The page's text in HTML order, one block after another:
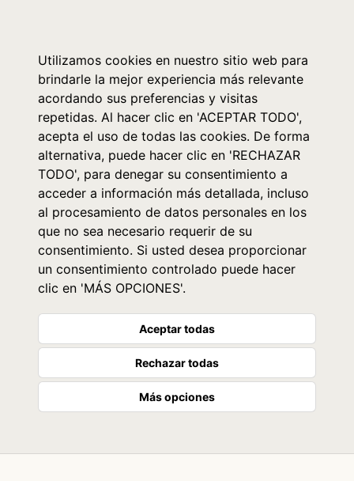
Utilizamos cookies en nuestro sitio web para
brindarle la mejor experiencia más relevante
acordando sus preferencias y visitas
repetidas. Al hacer clic en 'ACEPTAR TODO',
acepta el uso de todas las cookies. De forma
alternativa, puede hacer clic en 'RECHAZAR
TODO', para denegar su consentimiento a
acceder a información más detallada, incluso
al procesamiento de datos personales en los
que no sea necesario requerir de su
consentimiento. Si usted desea proporcionar
un consentimiento controlado puede hacer
clic en 'MÁS OPCIONES'.
Aceptar todas
Rechazar todas
Más opciones